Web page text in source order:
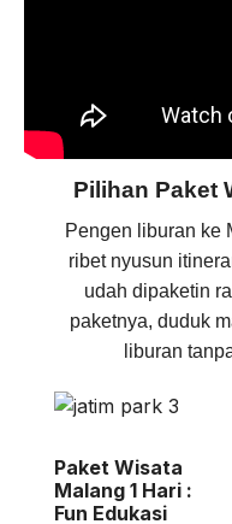
Pilihan Paket
Pengen liburan ke
ribet nyusun
udah dipaketin
paketnya, duduk
liburan
Paket Wisata
Malang 1 Hari :
Fun Edukasi